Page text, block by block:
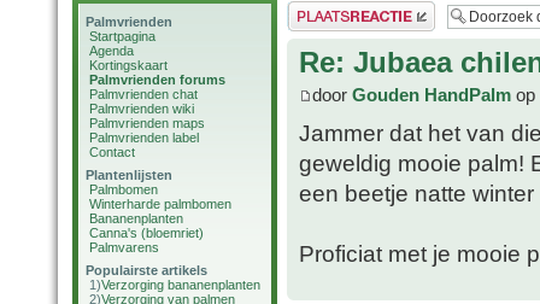
Palmvrienden
Startpagina
Agenda
Kortingskaart
Palmvrienden forums
Palmvrienden chat
Palmvrienden wiki
Palmvrienden maps
Palmvrienden label
Contact
Plantenlijsten
Palmbomen
Winterharde palmbomen
Bananenplanten
Canna's (bloemriet)
Palmvarens
Populairste artikels
1)Verzorging bananenplanten
2)Verzorging van palmen
Plaats een reactie
Re: Jubaea
door Gouden HandPalm op
Jammer dat het van
geweldig mooie palm!
een beetje natte winter
Proficiat met je mooie